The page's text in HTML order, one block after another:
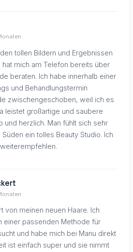
tollen Bildern und Ergebnissen
hat mich am Telefon bereits über
beraten. Ich habe innerhalb einer
und Behandlungstermin
zwischengeschoben, weil ich es
leistet großartige und saubere
und herzlich. Man fühlt sich sehr
ein tolles Beauty Studio. Ich
von meinen neuen Haare. Ich
einer passenden Methode für
und habe mich bei Manu direkt
ist einfach super und sie nimmt